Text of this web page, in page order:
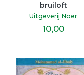
bruiloft
Uitgeverij Noer
10,00